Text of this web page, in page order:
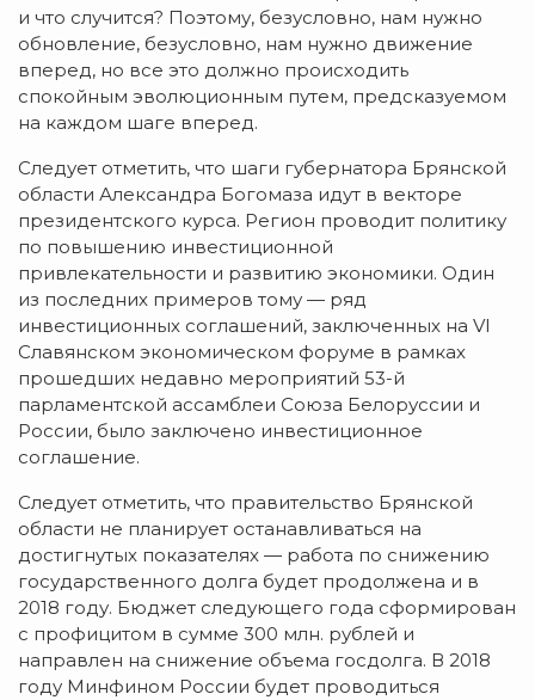
и что случится? Поэтому, безусловно, нам нужно
обновление, безусловно, нам нужно движение
вперед, но все это должно происходить
спокойным эволюционным путем, предсказуемом
на каждом шаге вперед.
Следует отметить, что шаги губернатора Брянской
области Александра Богомаза идут в векторе
президентского курса. Регион проводит политику
по повышению инвестиционной
привлекательности и развитию экономики. Один
из последних примеров тому — ряд
инвестиционных соглашений, заключенных на VI
Славянском экономическом форуме в рамках
прошедших недавно мероприятий 53-й
парламентской ассамблеи Союза Белоруссии и
России, было заключено инвестиционное
соглашение.
Следует отметить, что правительство Брянской
области не планирует останавливаться на
достигнутых показателях — работа по снижению
государственного долга будет продолжена и в
2018 году. Бюджет следующего года сформирован
с профицитом в сумме 300 млн. рублей и
направлен на снижение объема госдолга. В 2018
году Минфином России будет проводиться